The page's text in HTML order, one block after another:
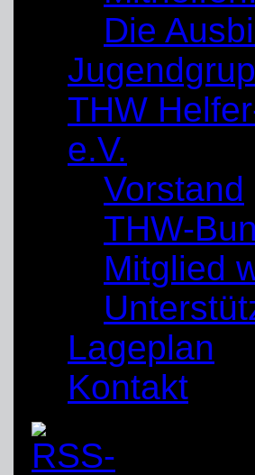
Die
THW
e.V.
Vorstand
THW-
Mitglied
Lageplan
Kontakt